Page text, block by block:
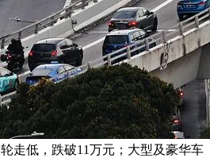
走低，跌破11万元；大型及豪华车